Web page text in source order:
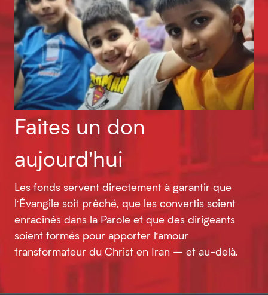
Faites un don
aujourd'hui
Les fonds servent directement à garantir que
l’Évangile soit prêché, que les convertis soient
enracinés dans la Parole et que des dirigeants
soient formés pour apporter l’amour
transformateur du Christ en Iran – et au-delà.